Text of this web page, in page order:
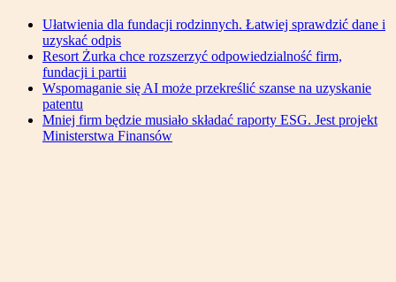
Ułatwienia dla fundacji rodzinnych. Łatwiej sprawdzić dane i
uzyskać odpis
Resort Żurka chce rozszerzyć odpowiedzialność firm,
fundacji i partii
Wspomaganie się AI może przekreślić szanse na uzyskanie
patentu
Mniej firm będzie musiało składać raporty ESG. Jest projekt
Ministerstwa Finansów